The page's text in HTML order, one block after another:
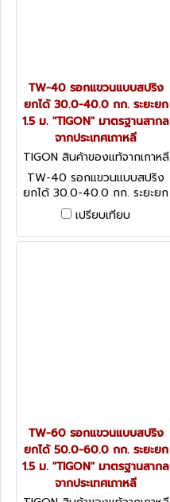
TW-40 รอกแขวนแบบสปริง
ยกได้ 30.0-40.0 กก. ระยะยก
1.5 ม. "TIGON" มาตรฐานสากล
จากประเทศเกาหลี
TIGON สินค้าของแท้จากเกาหลี
TW-40
TW-40 รอกแขวนแบบสปริง
ยกได้ 30.0-40.0 กก. ระยะยก
1.5 ม. "TIGON" มาตรฐานสากล
จากประเทศเกาหลี
เปรียบเทียบ
TW-60 รอกแขวนแบบสปริง
ยกได้ 50.0-60.0 กก. ระยะยก
1.5 ม. "TIGON" มาตรฐานสากล
จากประเทศเกาหลี